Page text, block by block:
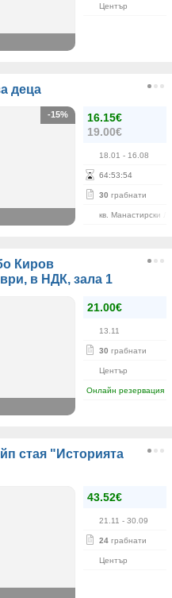
Център
деца
16.15€
19.00€
18.01 - 16.08
64:53:54
30 грабнати
кв. Манастирски
-15%
Киров
в НДК, зала 1
21.00€
13.11
30 грабнати
Център
Онлайн резервация
стая "Историята
43.52€
21.11 - 30.09
24 грабнати
Център